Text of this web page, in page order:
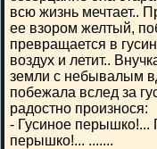
всю жизнь мечтает..
ее взором желтый,
превращается в
воздух и летит..
земли с небывалым
побежала вслед за
радостно произнося:
- Гусиное перышко!...
перышко!... .......